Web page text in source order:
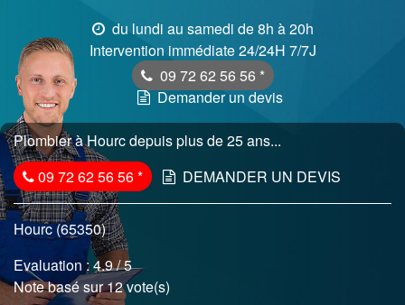
du lundi au samedi de 8h à 20h
Intervention immédiate 24/24H 7/7J
09 72 62 56 56 *
Demander un devis
Plombier à Hourc depuis plus de 25 ans...
09 72 62 56 56* DEMANDER UN DEVIS
Hourc (65350)
Evaluation :4.9/ 5
Note basé sur 12 vote(s)